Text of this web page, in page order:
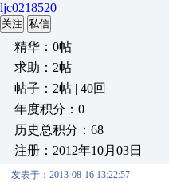
ljc0218520
关注 私信
精华：0帖
求助：2帖
帖子：2帖 | 40回
年度积分：0
历史总积分：68
注册：2012年10月03日
发表于：2013-08-16 13:22:57